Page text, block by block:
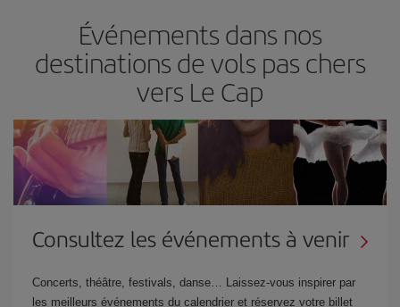
Événements dans nos
destinations de vols pas chers
vers Le Cap
Consultez les événements à venir
Concerts, théâtre, festivals, danse… Laissez-vous inspirer par
les meilleurs événements du calendrier et réservez votre billet